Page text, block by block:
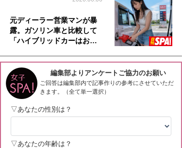
元ディーラー営業マンが暴
露。ガソリン車と比較して
「ハイブリッドカーはお…